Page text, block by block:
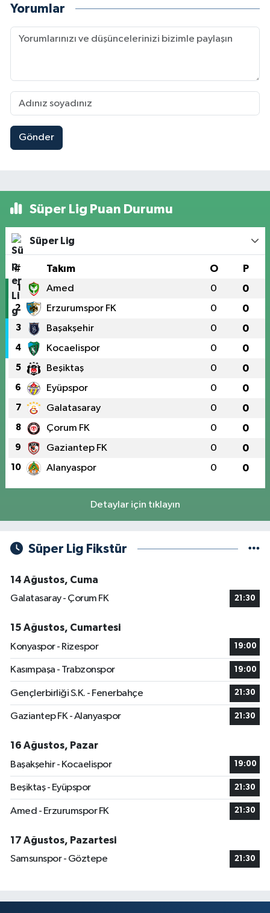
Yorumlar
Gönder
Süper Lig Puan Durumu
Süper Lig
# Takım O P
1 Amed 0 0
2 Erzurumspor FK 0 0
3 Başakşehir 0 0
4 Kocaelispor 0 0
5 Beşiktaş 0 0
6 Eyüpspor 0 0
7 Galatasaray 0 0
8 Çorum FK 0 0
9 Gaziantep FK 0 0
10 Alanyaspor 0 0
Detaylar için tıklayın
Süper Lig Fikstür
14 Ağustos, Cuma
Galatasaray - Çorum FK
21:30
15 Ağustos, Cumartesi
Konyaspor - Rizespor
19:00
Kasımpaşa - Trabzonspor 19:00
Gençlerbirliği S.K. - Fenerbahçe 21:30
Gaziantep FK - Alanyaspor 21:30
16 Ağustos, Pazar
Başakşehir - Kocaelispor
19:00
Beşiktaş - Eyüpspor 21:30
Amed - Erzurumspor FK 21:30
17 Ağustos, Pazartesi
Samsunspor - Göztepe
21:30